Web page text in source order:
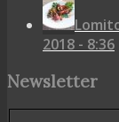
2018 - 8:36
Newsletter